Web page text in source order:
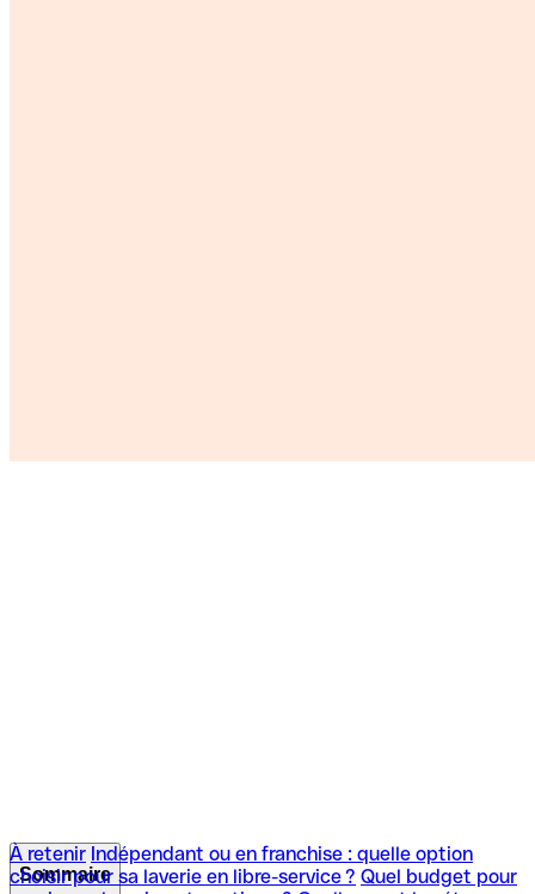
À retenir Indépendant ou en franchise : quelle option
choisir pour sa laverie en libre-service ? Quel budget pour
Sommaire